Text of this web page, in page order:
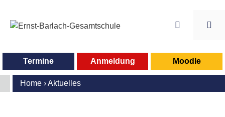
springen
Home ›Aktuelles
Termine Anmeldung Moodle